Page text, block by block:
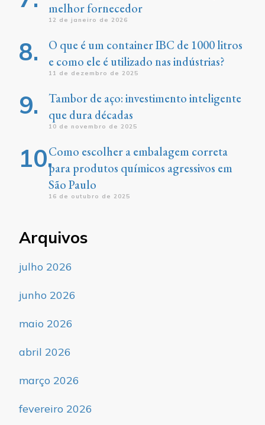
melhor fornecedor
12 de janeiro de 2026
O que é um container IBC de 1000 litros
e como ele é utilizado nas indústrias?
11 de dezembro de 2025
Tambor de aço: investimento inteligente
que dura décadas
10 de novembro de 2025
Como escolher a embalagem correta
para produtos químicos agressivos em
São Paulo
16 de outubro de 2025
Arquivos
julho 2026
junho 2026
maio 2026
abril 2026
março 2026
fevereiro 2026